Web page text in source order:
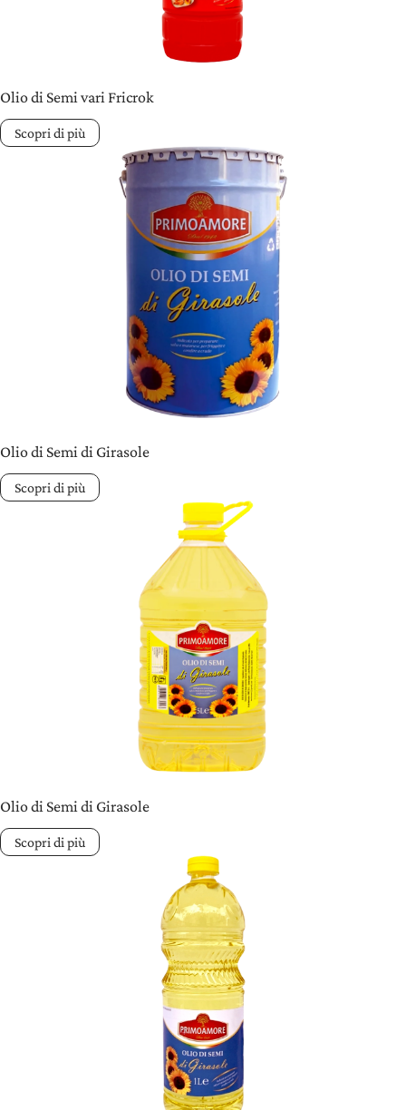
Olio di Semi vari Fricrok
Scopri di più
Olio di Semi di Girasole
Scopri di più
Olio di Semi di Girasole
Scopri di più